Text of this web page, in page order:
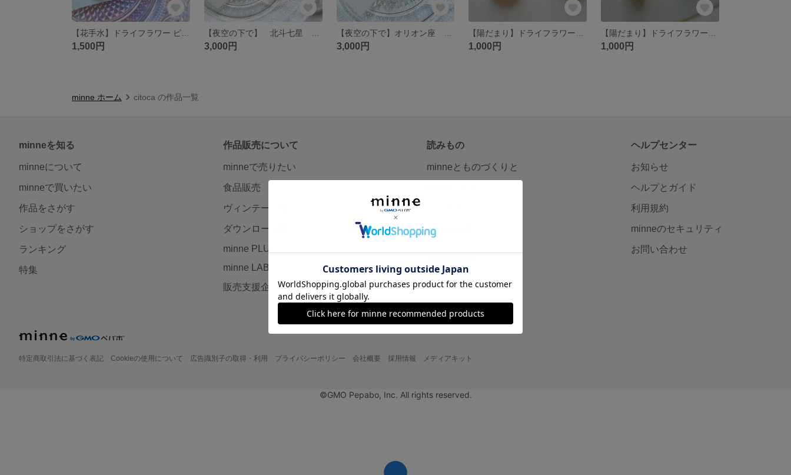
1,500円 3,000円 3,000円 1,000円 1,000円
minne ホーム citoca の作品一覧
minneを知る
minneについて
minneで買いたい
作品をさがす
ショップをさがす
ランキング
特集
作品販売について
minneで売りたい
食品販売
ヴィンテージ販売
ダウンロード販売
minne PLUS
minne LAB
販売支援企画・イベント
読みもの
minneとものづくりと
minneの本
広告出稿について
ヘルプセンター
お知らせ
ヘルプとガイド
利用規約
minneのセキュリティ
お問い合わせ
特定商取引法に基づく表記 Cookieの使用について 広告識別子の取得・利用 プライバシーポリシー 会社概要 採用情報 メディアキット
©GMO Pepabo, Inc. All rights reserved.